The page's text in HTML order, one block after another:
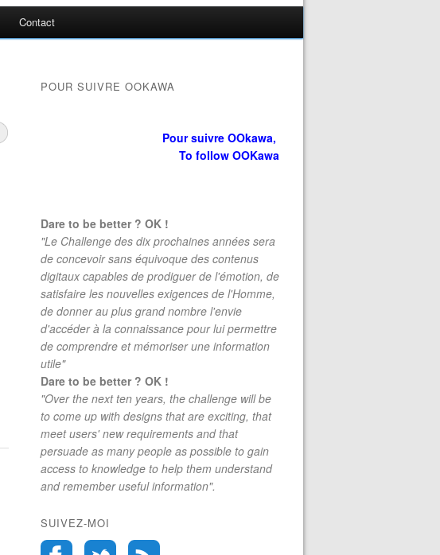
Contact
POUR SUIVRE OOKAWA
Pour suivre OOkawa,
To follow OOKawa
Dare to be better ? OK !
"Le Challenge des dix prochaines années sera
de concevoir sans équivoque des contenus
digitaux capables de prodiguer de l'émotion, de
satisfaire les nouvelles exigences de l'Homme,
de donner au plus grand nombre l'envie
d'accéder à la connaissance pour lui permettre
de comprendre et mémoriser une information
utile"
Dare to be better ? OK !
"Over the next ten years, the challenge will be
to come up with designs that are exciting, that
meet users' new requirements and that
persuade as many people as possible to gain
access to knowledge to help them understand
and remember useful information".
SUIVEZ-MOI